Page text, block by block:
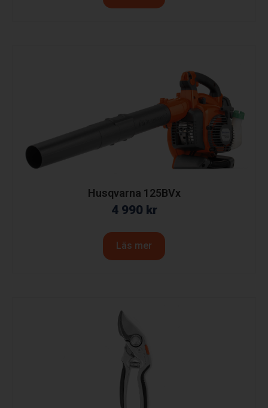
Husqvarna 125BVx
4 990 kr
Läs mer